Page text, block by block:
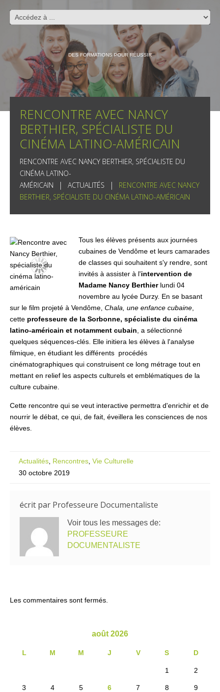
DES FORMATIONS POUR RÉUSSIR
RENCONTRE AVEC NANCY
BERTHIER, SPÉCIALISTE DU
CINÉMA LATINO-AMÉRICAIN
RENCONTRE AVEC NANCY BERTHIER, SPÉCIALISTE DU
CINÉMA LATINO-
AMÉRICAIN
ACTUALITÉS
RENCONTRE AVEC NANCY
BERTHIER, SPÉCIALISTE DU CINÉMA LATINO-AMÉRICAIN
Tous les élèves présents aux journées
cubaines de Vendôme et leurs camarades
de classes qui souhaitent s'y rendre, sont
invités à assister à l'intervention de
Madame Nancy Berthierlundi 04
novembre au lycée Durzy. En se basant
sur le film projeté à Vendôme, Chala, une enfance cubaine
cette professeure de la Sorbonne, spécialiste du cinéma
latino-américain et notamment cubain , a sélectionné
quelques séquences-clés. Elle initiera les élèves à l'analyse
filmique, en étudiant les différents procédés
cinématographiques qui construisent ce long métrage tout en
mettant en relief les aspects culturels et emblématiques de la
culture cubaine.
Cette rencontre qui se veut interactive permettra d'enrichir et de
nourrir le débat, ce qui, de fait, éveillera les consciences de nos
élèves.
Actualités Rencontres Vie Culturelle
30 octobre 2019
écrit par Professeure Documentaliste
Voir tous les messages de:
PROFESSEURE
DOCUMENTALISTE
Les commentaires sont fermés.
août 2026
L M M J V S D
1 2
3 4 5 6 7 8 9